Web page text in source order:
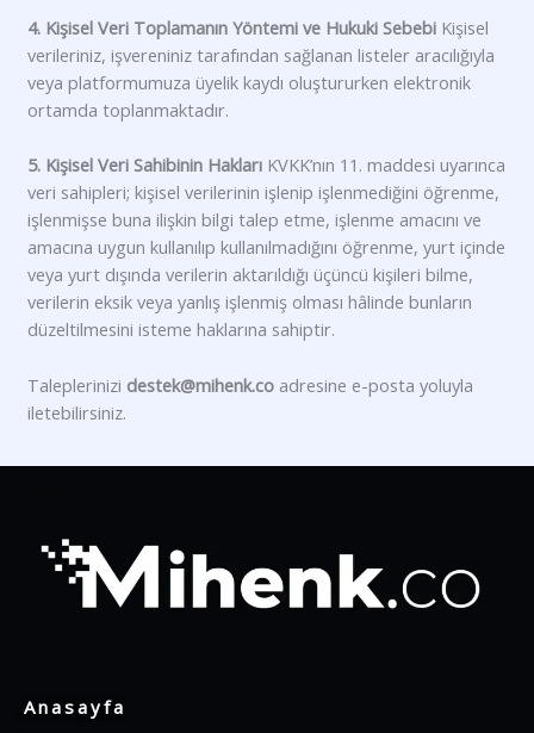
4. Kişisel Veri Toplamanın Yöntemi ve Hukuki Sebebi Kişisel
verileriniz, işvereniniz tarafından sağlanan listeler aracılığıyla
veya platformumuza üyelik kaydı oluştururken elektronik
ortamda toplanmaktadır.
5. Kişisel Veri Sahibinin Hakları KVKK’nın 11. maddesi uyarınca
veri sahipleri; kişisel verilerinin işlenip işlenmediğini öğrenme,
işlenmişse buna ilişkin bilgi talep etme, işlenme amacını ve
amacına uygun kullanılıp kullanılmadığını öğrenme, yurt içinde
veya yurt dışında verilerin aktarıldığı üçüncü kişileri bilme,
verilerin eksik veya yanlış işlenmiş olması hâlinde bunların
düzeltilmesini isteme haklarına sahiptir.
Taleplerinizi destek@mihenk.co adresine e-posta yoluyla
iletebilirsiniz.
Anasayfa